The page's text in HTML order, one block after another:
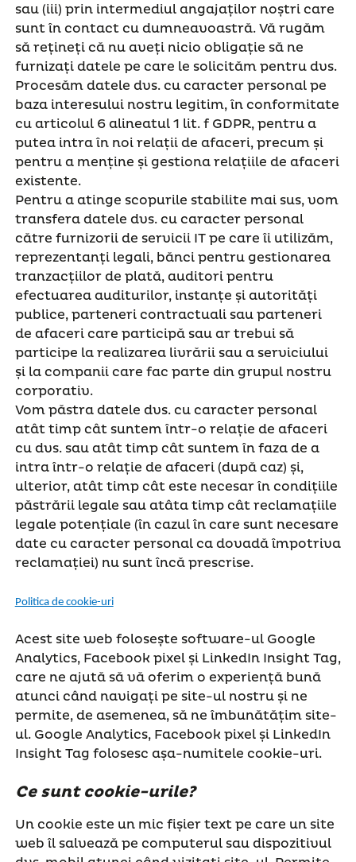
sau (iii) prin intermediul angajaților noștri care
sunt în contact cu dumneavoastră. Vă rugăm
să rețineți că nu aveți nicio obligație să ne
furnizați datele pe care le solicităm pentru dvs.
Procesăm datele dvs. cu caracter personal pe
baza interesului nostru legitim, în conformitate
cu articolul 6 alineatul 1 lit. f GDPR, pentru a
putea intra în noi relații de afaceri, precum și
pentru a menține și gestiona relațiile de afaceri
existente.
Pentru a atinge scopurile stabilite mai sus, vom
transfera datele dvs. cu caracter personal
către furnizorii de servicii IT pe care îi utilizăm,
reprezentanți legali, bănci pentru gestionarea
tranzacțiilor de plată, auditori pentru
efectuarea auditurilor, instanțe și autorități
publice, parteneri contractuali sau parteneri
de afaceri care participă sau ar trebui să
participe la realizarea livrării sau a serviciului
și la companii care fac parte din grupul nostru
corporativ.
Vom păstra datele dvs. cu caracter personal
atât timp cât suntem într-o relație de afaceri
cu dvs. sau atât timp cât suntem în faza de a
intra într-o relație de afaceri (după caz) și,
ulterior, atât timp cât este necesar în condițiile
păstrării legale sau atâta timp cât reclamațiile
legale potențiale (în cazul în care sunt necesare
date cu caracter personal ca dovadă împotriva
reclamației) nu sunt încă prescrise.
Politica de cookie-uri
Acest site web folosește software-ul Google
Analytics, Facebook pixel și LinkedIn Insight Tag,
care ne ajută să vă oferim o experiență bună
atunci când navigați pe site-ul nostru și ne
permite, de asemenea, să ne îmbunătățim site-
ul. Google Analytics, Facebook pixel și LinkedIn
Insight Tag folosesc așa-numitele cookie-uri.
Ce sunt cookie-urile?
Un cookie este un mic fișier text pe care un site
web îl salvează pe computerul sau dispozitivul